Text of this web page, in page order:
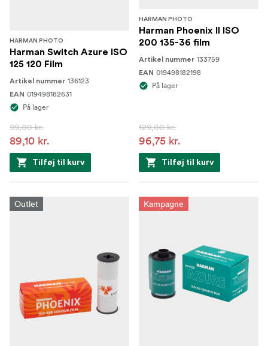
HARMAN PHOTO
Harman Switch Azure ISO
125 120 Film
Artikel nummer 136123
EAN 019498182631
På lager
99,00 kr.
89,10 kr.
Tilføj til kurv
HARMAN PHOTO
Harman Phoenix II ISO
200 135-36 film
Artikel nummer 133759
EAN 019498182198
På lager
129,00 kr.
96,75 kr.
Tilføj til kurv
Outlet Kampagne